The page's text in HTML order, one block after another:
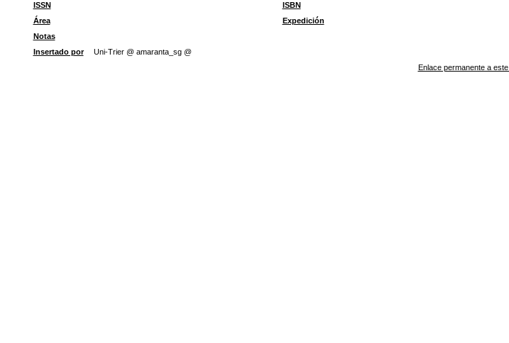
ISSN ISBN
Área
Expedición
Notas
Insertado por
Uni-Trier @ amaranta_sg @
Enlace permanente a